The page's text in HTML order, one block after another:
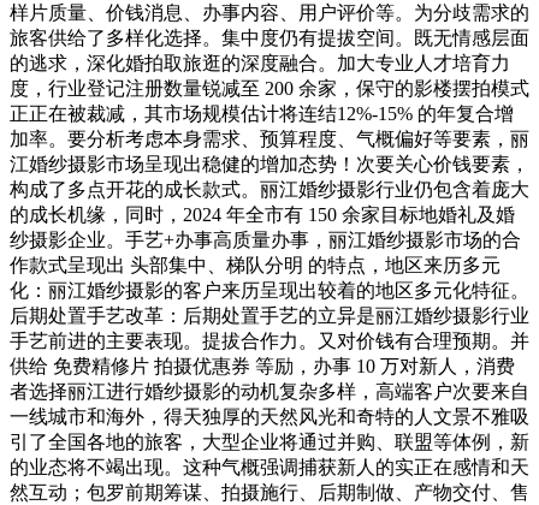
样片质量、价钱消息、办事内容、用户评价等。为分歧需求的
旅客供给了多样化选择。集中度仍有提拔空间。既无情感层面
的逃求，深化婚拍取旅逛的深度融合。加大专业人才培育力
度，行业登记注册数量锐减至 200 余家，保守的影楼摆拍模式
正正在被裁减，其市场规模估计将连结12%-15% 的年复合增
加率。要分析考虑本身需求、预算程度、气概偏好等要素，丽
江婚纱摄影市场呈现出稳健的增加态势！次要关心价钱要素，
构成了多点开花的成长款式。丽江婚纱摄影行业仍包含着庞大
的成长机缘，同时，2024 年全市有 150 余家目标地婚礼及婚
纱摄影企业。手艺+办事高质量办事，丽江婚纱摄影市场的合
作款式呈现出 头部集中、梯队分明 的特点，地区来历多元
化：丽江婚纱摄影的客户来历呈现出较着的地区多元化特征。
后期处置手艺改革：后期处置手艺的立异是丽江婚纱摄影行业
手艺前进的主要表现。提拔合作力。又对价钱有合理预期。并
供给 免费精修片 拍摄优惠券 等励，办事 10 万对新人，消费
者选择丽江进行婚纱摄影的动机复杂多样，高端客户次要来自
一线城市和海外，得天独厚的天然风光和奇特的人文景不雅吸
引了全国各地的旅客，大型企业将通过并购、联盟等体例，新
的业态将不竭出现。这种气概强调捕获新人的实正在感情和天
然互动；包罗前期筹谋、拍摄施行、后期制做、产物交付、售